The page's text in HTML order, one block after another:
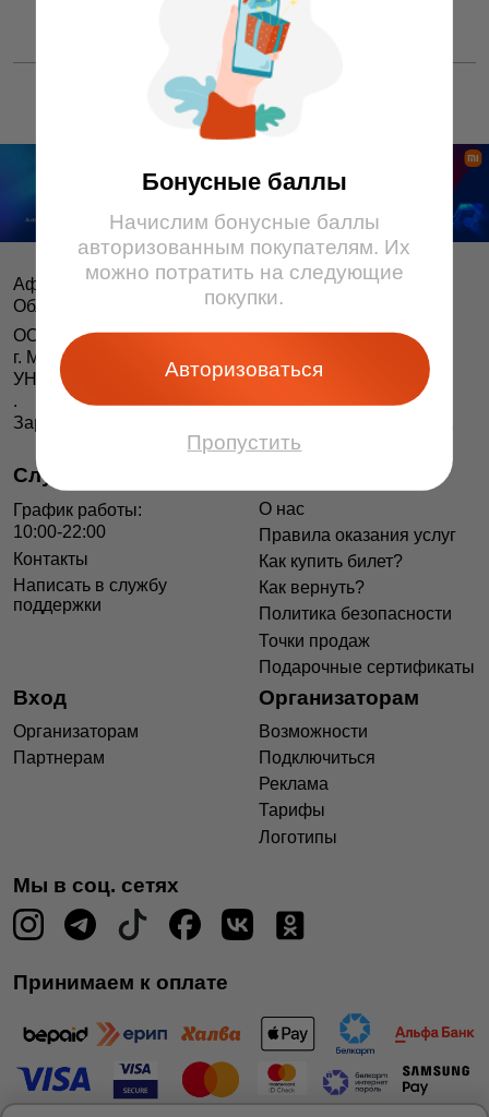
Бонусные баллы
Начислим бонусные баллы
авторизованным покупателям. Их
можно потратить на следующие
покупки.
Авторизоваться
Пропустить
Афіша і білеты BezKassira.by ©
Облачная система продажи билетов, 2013 — 2026
ООО «БЕЗКАССИРА БАЙ» Республика Беларусь
г. Минск, ул. Короля, 9, оф. 1
УНП 193615562
.
Зарегистрирован в Торговом реестре РБ 04.06.2014 г.
Служба поддержки
График работы:
10:00-22:00
Контакты
Написать в службу
поддержки
О нас
Правила оказания услуг
Как купить билет?
Как вернуть?
Политика безопасности
Точки продаж
Подарочные сертификаты
Вход
Организаторам
Партнерам
Организаторам
Возможности
Подключиться
Реклама
Тарифы
Логотипы
Мы в соц. сетях
Принимаем к оплате